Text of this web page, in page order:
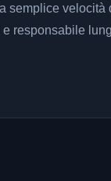
semplice velocità
responsabile